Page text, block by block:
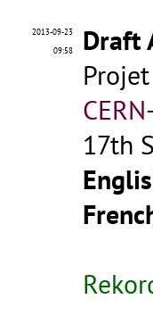
2013-09-23
09:58
Draft
17th